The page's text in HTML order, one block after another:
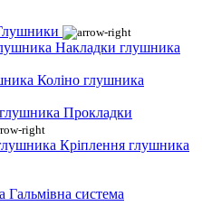
Накладки глушника
Коліно глушника
Прокладки
Кріплення глушника
Гальмівна система